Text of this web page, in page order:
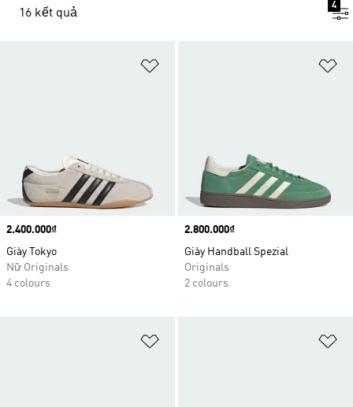
16 kết quả
4
Price
2.400.000₫
Giày Tokyo
Nữ Originals
4 colours
Price
2.800.000₫
Giày Handball Spezial
Originals
2 colours